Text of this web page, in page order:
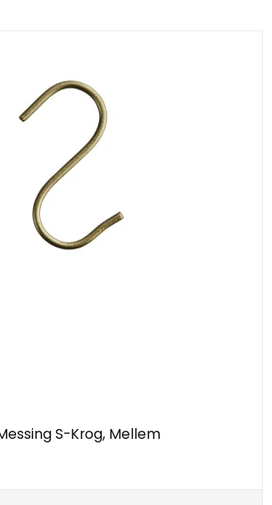
S-Krog, Mellem